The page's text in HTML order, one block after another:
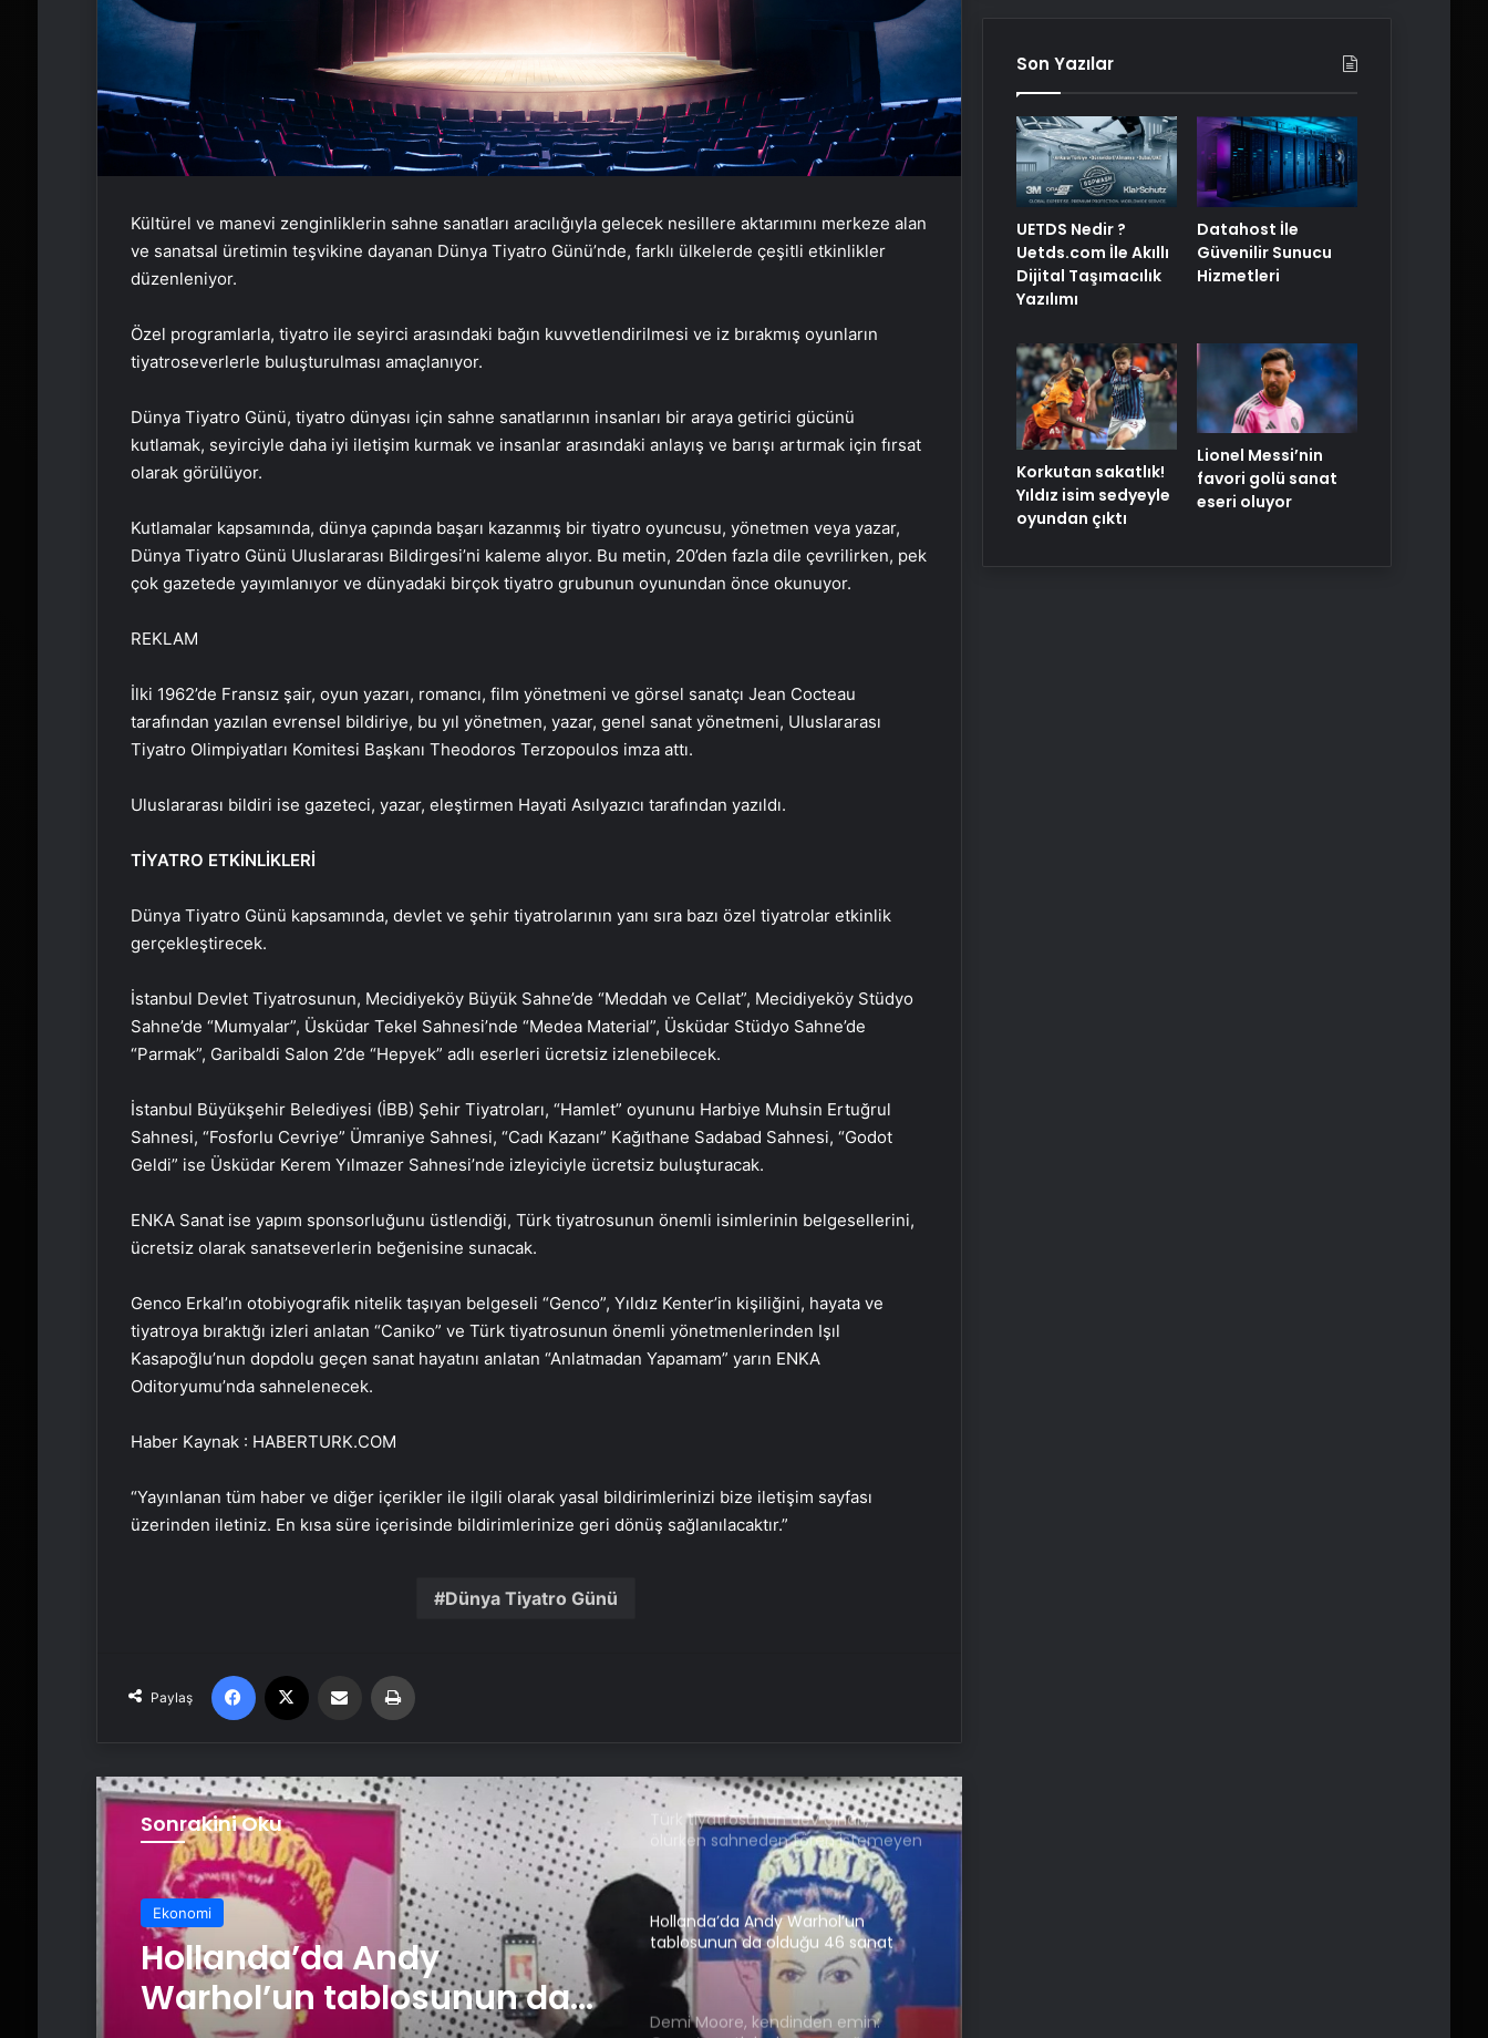
Kültürel ve manevi zenginliklerin sahne sanatları aracılığıyla gelecek nesillere aktarımını merkeze alan
ve sanatsal üretimin teşvikine dayanan Dünya Tiyatro Günü’nde, farklı ülkelerde çeşitli etkinlikler
düzenleniyor.
Özel programlarla, tiyatro ile seyirci arasındaki bağın kuvvetlendirilmesi ve iz bırakmış oyunların
tiyatroseverlerle buluşturulması amaçlanıyor.
Dünya Tiyatro Günü, tiyatro dünyası için sahne sanatlarının insanları bir araya getirici gücünü
kutlamak, seyirciyle daha iyi iletişim kurmak ve insanlar arasındaki anlayış ve barışı artırmak için fırsat
olarak görülüyor.
Kutlamalar kapsamında, dünya çapında başarı kazanmış bir tiyatro oyuncusu, yönetmen veya yazar,
Dünya Tiyatro Günü Uluslararası Bildirgesi’ni kaleme alıyor. Bu metin, 20’den fazla dile çevrilirken, pek
çok gazetede yayımlanıyor ve dünyadaki birçok tiyatro grubunun oyunundan önce okunuyor.
REKLAM
İlki 1962’de Fransız şair, oyun yazarı, romancı, film yönetmeni ve görsel sanatçı Jean Cocteau
tarafından yazılan evrensel bildiriye, bu yıl yönetmen, yazar, genel sanat yönetmeni, Uluslararası
Tiyatro Olimpiyatları Komitesi Başkanı Theodoros Terzopoulos imza attı.
Uluslararası bildiri ise gazeteci, yazar, eleştirmen Hayati Asılyazıcı tarafından yazıldı.
TİYATRO ETKİNLİKLERİ
Dünya Tiyatro Günü kapsamında, devlet ve şehir tiyatrolarının yanı sıra bazı özel tiyatrolar etkinlik
gerçekleştirecek.
İstanbul Devlet Tiyatrosunun, Mecidiyeköy Büyük Sahne’de “Meddah ve Cellat”, Mecidiyeköy Stüdyo
Sahne’de “Mumyalar”, Üsküdar Tekel Sahnesi’nde “Medea Material”, Üsküdar Stüdyo Sahne’de
“Parmak”, Garibaldi Salon 2’de “Hepyek” adlı eserleri ücretsiz izlenebilecek.
İstanbul Büyükşehir Belediyesi (İBB) Şehir Tiyatroları, “Hamlet” oyununu Harbiye Muhsin Ertuğrul
Sahnesi, “Fosforlu Cevriye” Ümraniye Sahnesi, “Cadı Kazanı” Kağıthane Sadabad Sahnesi, “Godot
Geldi” ise Üsküdar Kerem Yılmazer Sahnesi’nde izleyiciyle ücretsiz buluşturacak.
ENKA Sanat ise yapım sponsorluğunu üstlendiği, Türk tiyatrosunun önemli isimlerinin belgesellerini,
ücretsiz olarak sanatseverlerin beğenisine sunacak.
Genco Erkal’ın otobiyografik nitelik taşıyan belgeseli “Genco”, Yıldız Kenter’in kişiliğini, hayata ve
tiyatroya bıraktığı izleri anlatan “Caniko” ve Türk tiyatrosunun önemli yönetmenlerinden Işıl
Kasapoğlu’nun dopdolu geçen sanat hayatını anlatan “Anlatmadan Yapamam” yarın ENKA
Oditoryumu’nda sahnelenecek.
Haber Kaynak : HABERTURK.COM
“Yayınlanan tüm haber ve diğer içerikler ile ilgili olarak yasal bildirimlerinizi bize iletişim sayfası
üzerinden iletiniz. En kısa süre içerisinde bildirimlerinize geri dönüş sağlanılacaktır.”
Dünya Tiyatro Günü
Paylaş
Facebook Email'den paylaş
Sonrakini Oku
Ekonomi
Hollanda’da Andy
Warhol’un tablosunun da
Gladyatörler kenti Stratonikeia’da 2
bin yıl öncesine ait girlandlı lahit
bulundu
Manisa’da 8 ton mesir macunu
halka saçıldı
Türk tiyatrosunun dev çınarı,
ölürken sahneden tören istemeyen
sanatçı: Muhsin Ertuğrul
Hollanda’da Andy Warhol’un
tablosunun da olduğu 46 sanat
eseri çöpe atıldı
Demi Moore, kendinden emin:
Son Yazılar
UETDS Nedir ?
Uetds.com İle Akıllı
Dijital Taşımacılık
Yazılımı
Datahost İle
Güvenilir Sunucu
Hizmetleri
Korkutan sakatlık!
Yıldız isim sedyeyle
oyundan çıktı
Lionel Messi’nin
favori golü sanat
eseri oluyor